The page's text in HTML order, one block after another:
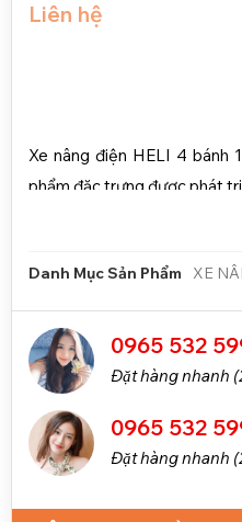
Liên hệ
Xe nâng điện HELI 4 bánh
phẩm đặc trưng được phát
Danh Mục Sản Phẩm XE
0965 532
Đặt hàng nhanh
0965 532
Đặt hàng nhanh